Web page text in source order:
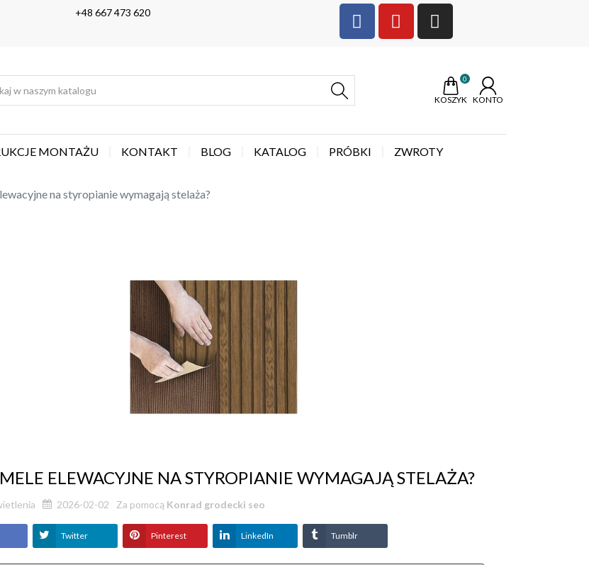
+48 667 473 620
KOSZYK
0
KONTO
MONTAŻU KONTAKT BLOG KATALOG PRÓBKI ZWROTY
na styropianie wymagają stelaża?
ELEWACYJNE NA STYROPIANIE WYMAGAJĄ STELAŻA?
2026-02-02 Za pomocą Konrad grodecki seo
Twitter Pinterest LinkedIn Tumblr